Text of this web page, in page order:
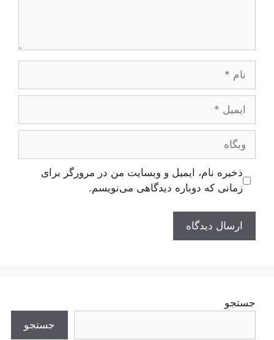
ایمیل
وبگاه
ذخیره نام، ایمیل و وبسایت من در مرورگر برای
زمانی که دوباره دیدگاهی می‌نویسم.
جستجو
جستجو